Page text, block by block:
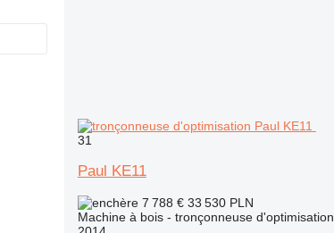
31
Paul KE11
7 788 € 33 530 PLN
Machine à bois - tronçonneuse d'optimisation